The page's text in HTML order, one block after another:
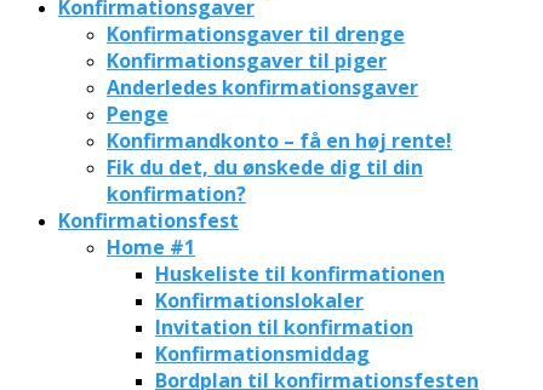
Konfirmationsgaver
Konfirmationsgaver til drenge
Konfirmationsgaver til piger
Anderledes konfirmationsgaver
Penge
Konfirmandkonto – få en høj rente!
Fik du det, du ønskede dig til din
konfirmation?
Konfirmationsfest
Home #1
Huskeliste til konfirmationen
Konfirmationslokaler
Invitation til konfirmation
Konfirmationsmiddag
Bordplan til konfirmationsfesten